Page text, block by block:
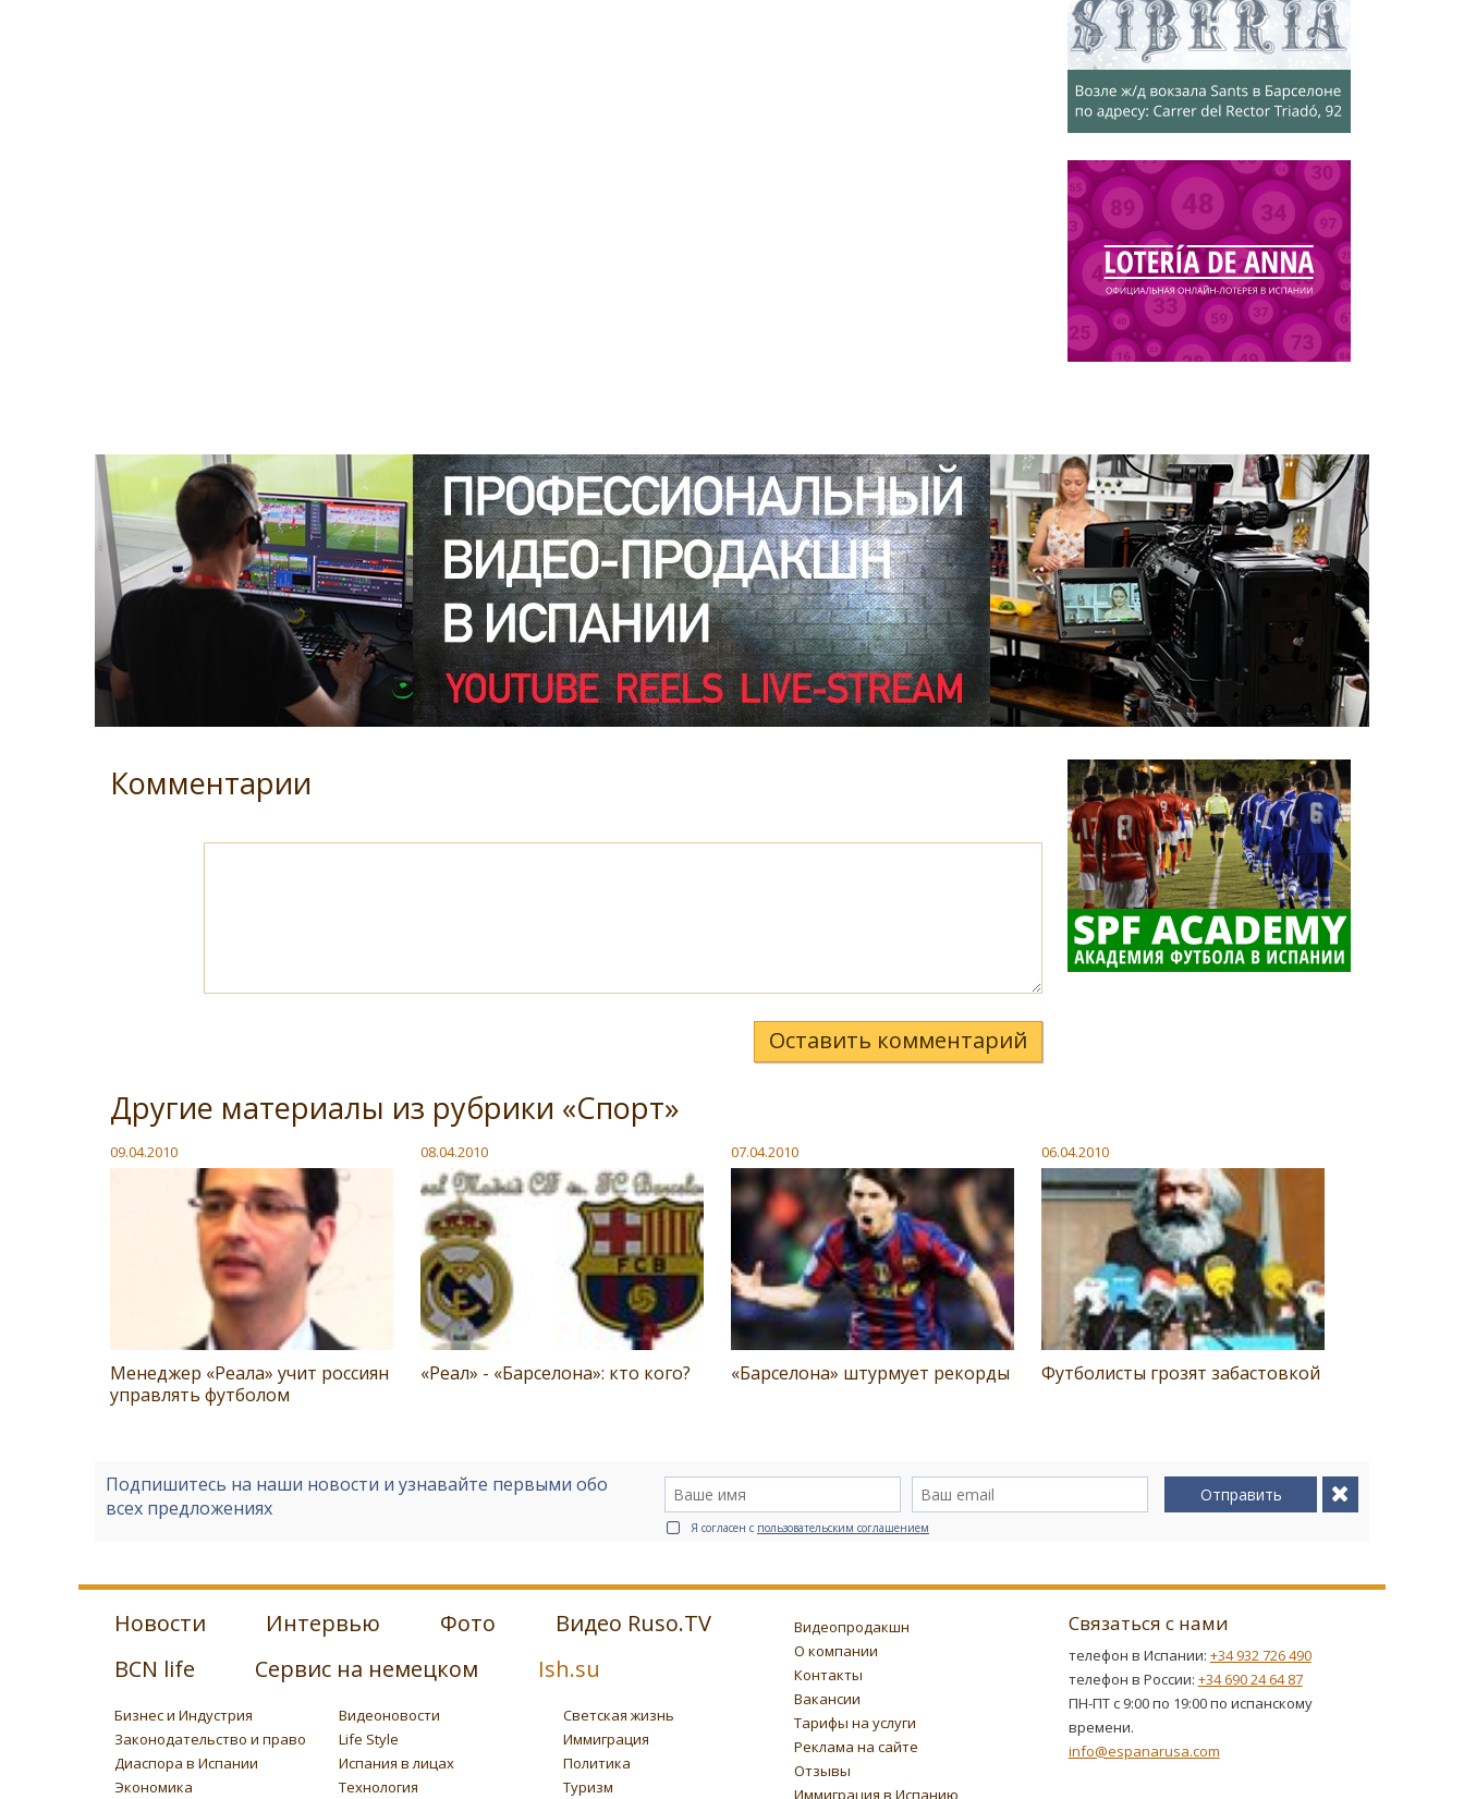
Комментарии
Оставить комментарий
Другие материалы из рубрики «Спорт»
09.04.2010
Менеджер «Реала» учит россиян
управлять футболом
08.04.2010
«Реал» - «Барселона»: кто кого?
07.04.2010
«Барселона» штурмует рекорды
06.04.2010
Футболисты грозят забастовкой
Подпишитесь на наши новости и узнавайте первыми обо
всех предложениях
Отправить
Я согласен с пользовательским соглашением
Новости Интервью Фото
Видео Ruso.TV
BCN life
Сервис на немецком Ish.su
Бизнес и Индустрия Видеоновости
Светская жизнь
Законодательство и право
Life Style
Иммиграция
Диаспора в Испании
Испания в лицах
Политика
Экономика
Технология Туризм
Видеопродакшн
О компании
Контакты
Вакансии
Тарифы на услуги
Реклама на сайте
Отзывы
Иммиграция в Испанию
Связаться с нами
телефон в Испании: +34 932 726 490
телефон в России: +34 690 24 64 87
ПН-ПТ с 9:00 по 19:00 по испанскому
времени.
info@espanarusa.com